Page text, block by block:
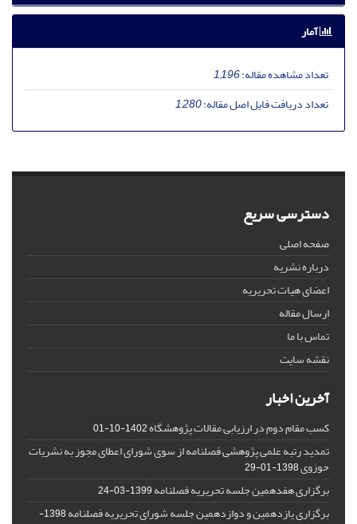
آمار
تعداد مشاهده مقاله:1,196
تعداد دریافت فایل اصل مقاله:1,280
دسترسی سریع
صفحه اصلی
درباره نشریه
اعضای هیات تحریریه
ارسال مقاله
تماس با ما
نقشه سایت
آخرین اخبار
کسب مقام دوم در ارزیابی مقالات پژوهشگاه1402-10-01
تمدید رتبه علمی پژوهشی فصلنامه از سوی شورای اعطای مجوز به نشریات
حوزوی1398-01-29
برگزاری هفدهمین جلسه تحریریه فصلنامه1399-03-24
برگزاری یازدهمین و دوازدهمین جلسه شورای تحریریه فصلنامه
1398-